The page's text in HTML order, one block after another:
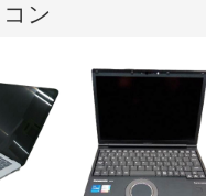
ン